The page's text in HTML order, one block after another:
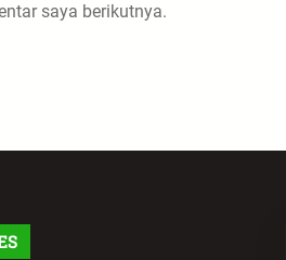
saya berikutnya.